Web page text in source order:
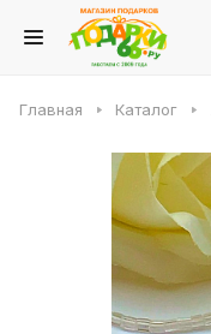
Главная Каталог